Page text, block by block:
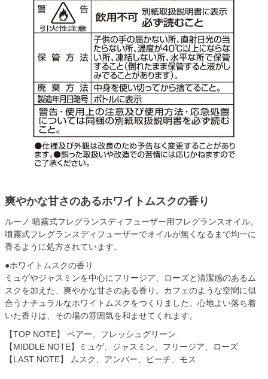
爽やかな甘さのあるホワイトムスクの香り
ルーノ 噴霧式フレグランスディフューザー用フレグランスオイル。
噴霧式フレグランスディフューザーでオイルが無くなるまで均一に
香るように処方されています。
●ホワイトムスクの香り
ミュゲやジャスミンを中心にフリージア、ローズと清潔感のあるム
スクを加えた、爽やかな甘さのある香り。カフェのような空間に似
合うナチュラルなホワイトムスクをつくりました。心地よい落ち着
いた香りは、その場の雰囲気を和ませてくれます。
【TOP NOTE】 ペアー、フレッシュグリーン
【MIDDLE NOTE】ミュゲ、ジャスミン、フリージア、ローズ
【LAST NOTE】 ムスク、アンバー、ピーチ、モス